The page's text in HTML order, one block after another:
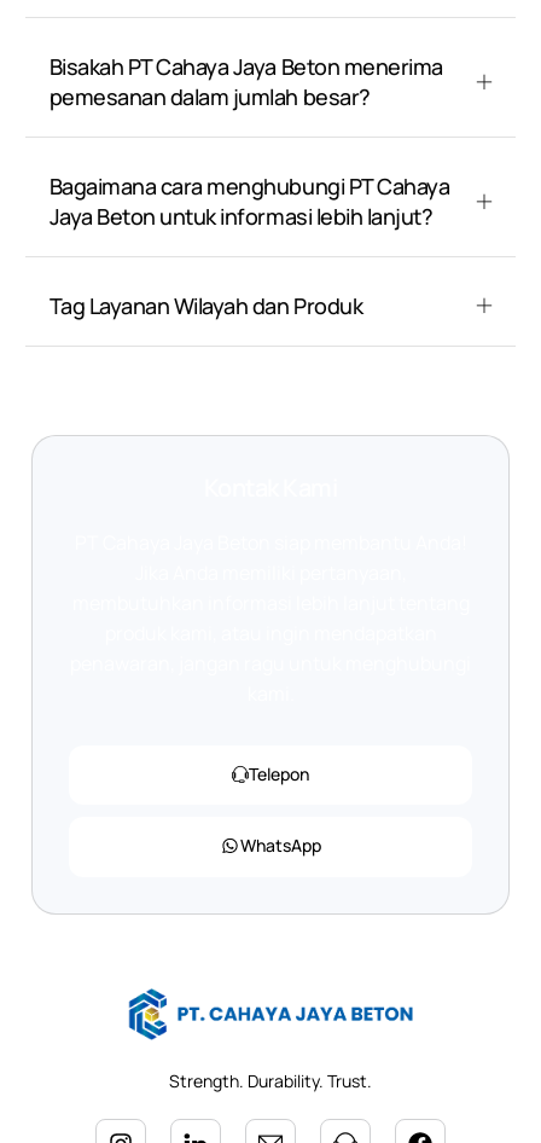
Bisakah PT Cahaya Jaya Beton menerima
pemesanan dalam jumlah besar?
Bagaimana cara menghubungi PT Cahaya
Jaya Beton untuk informasi lebih lanjut?
Tag Layanan Wilayah dan Produk
Telepon
WhatsApp
Strength. Durability. Trust.